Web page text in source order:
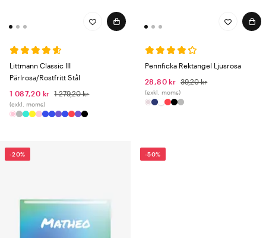
Littmann Classic III
Pärlrosa/Rostfritt Stål
1 087,20 kr
1 279,20 kr
(exkl. moms)
Pennficka Rektangel Ljusrosa
28,80 kr 39,20 kr
(exkl. moms)
-20% -50%